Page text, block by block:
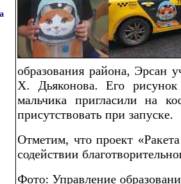
образования района, Эрсан
Х. Дьяконова. Его
мальчика пригласили на
присутствовать при запуске.
Отметим, что проект
содействии
Фото: Управление